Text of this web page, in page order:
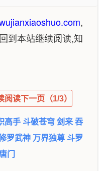
,
到本站继续阅读,知
读下一页（1/3）
高手 斗破苍穹剑来吞
罗武神 万界独尊 斗罗
门